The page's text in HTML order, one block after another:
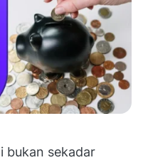
bukan sekadar